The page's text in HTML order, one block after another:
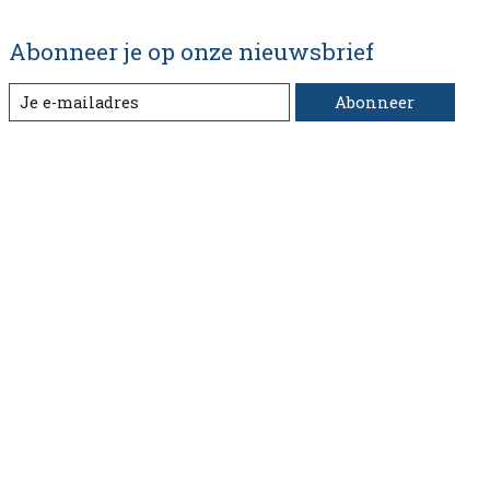
Abonneer je op onze nieuwsbrief
Abonneer